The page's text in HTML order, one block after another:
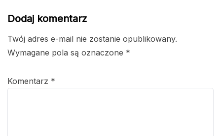
Dodaj komentarz
Twój adres e-mail nie zostanie opublikowany.
Wymagane pola są oznaczone *
Komentarz *